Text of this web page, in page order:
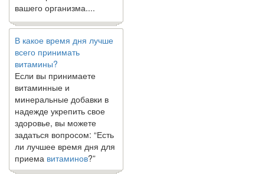
В какое время дня лучше
всего принимать
витамины?
Если вы принимаете
витаминные и
минеральные добавки в
надежде укрепить свое
здоровье, вы можете
задаться вопросом: “Есть
ли лучшее время дня для
приемавитаминов?”